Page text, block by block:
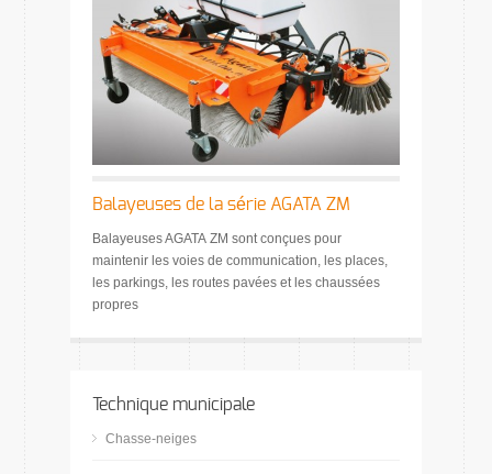
Balayeuses de la série AGATA ZM
Balayeuses AGATA ZM sont conçues pour
maintenir les voies de communication, les places,
les parkings, les routes pavées et les chaussées
propres
Technique municipale
Chasse-neiges